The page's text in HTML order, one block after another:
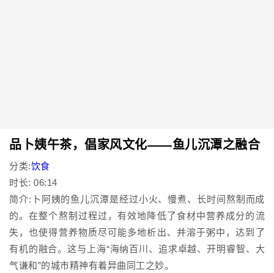
品卜姨午茶，倡家风文化——鱼儿沉潭之融合
分类:饮食
时长: 06:14
简介:卜阿姨的鱼儿沉潭是经过小火、慢煮、长时间熬制而成
的。在整个熬制过程过，有效地降低了食材中营养成分的流
失，也使得营养物质尽可能多地析出、并溶于粥中，达到了
有机的融合。这与上海“海纳百川、追求卓越、开明睿智、大
气谦和”的城市精神有着异曲同工之妙。